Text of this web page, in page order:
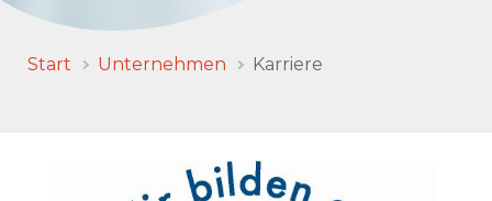
Start Unternehmen Karriere